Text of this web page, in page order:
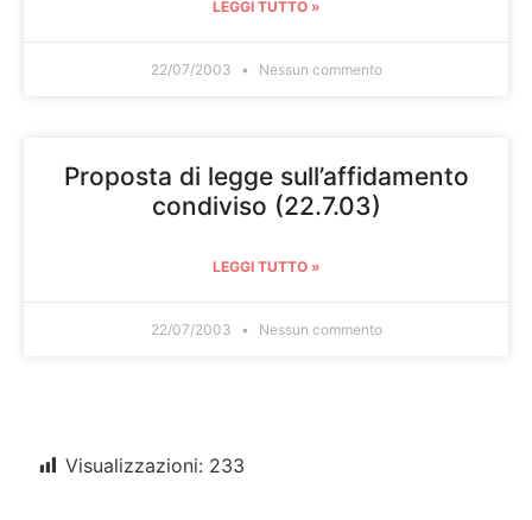
LEGGI TUTTO »
22/07/2003 Nessun commento
Proposta di legge sull’affidamento
condiviso (22.7.03)
LEGGI TUTTO »
22/07/2003 Nessun commento
Visualizzazioni: 233